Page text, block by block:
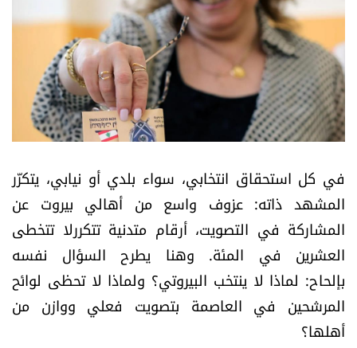
متفرقات
نداء القرّاء
خاص الموقع
تحت المجهر
آراء
اقتصاد
العالم
في كل استحقاق انتخابي، سواء بلدي أو نيابي، يتكرّر
المشهد ذاته: عزوف واسع من أهالي بيروت عن
المشاركة في التصويت، أرقام متدنية تتكررلا تتخطى
العشرين في المئة. وهنا يطرح السؤال نفسه
بإلحاح: لماذا لا ينتخب البيروتي؟ ولماذا لا تحظى لوائح
المرشحين في العاصمة بتصويت فعلي ووازن من
أهلها؟